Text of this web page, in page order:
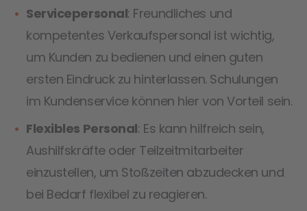
Servicepersonal: Freundliches und
kompetentes Verkaufspersonal ist wichtig,
um Kunden zu bedienen und einen guten
ersten Eindruck zu hinterlassen. Schulungen
im Kundenservice können hier von Vorteil sein.
Flexibles Personal: Es kann hilfreich sein,
Aushilfskräfte oder Teilzeitmitarbeiter
einzustellen, um Stoßzeiten abzudecken und
bei Bedarf flexibel zu reagieren.